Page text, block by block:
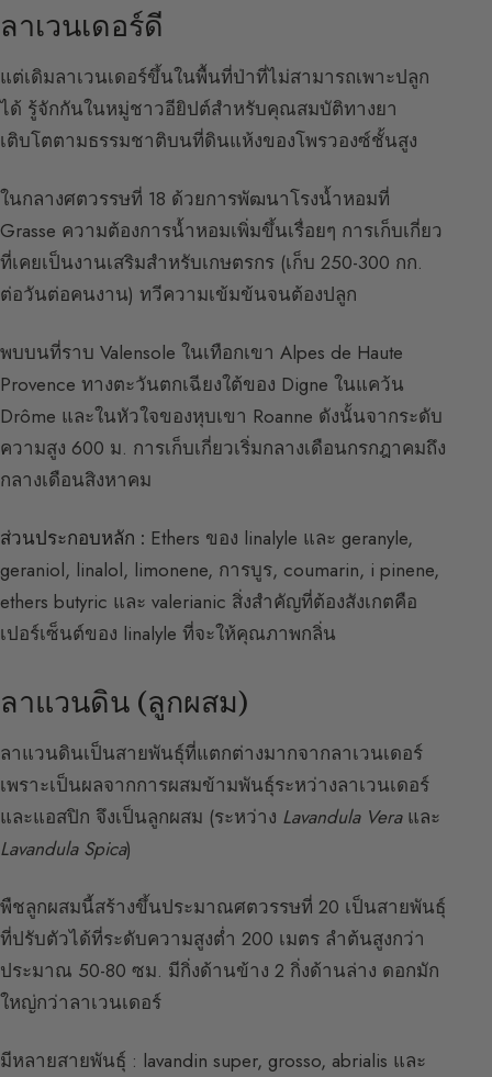
ลาเวนเดอร์ดี
แต่เดิมลาเวนเดอร์ขึ้นในพื้นที่ป่าที่ไม่สามารถเพาะปลูก
ได้ รู้จักกันในหมู่ชาวอียิปต์สำหรับคุณสมบัติทางยา
เติบโตตามธรรมชาติบนที่ดินแห้งของโพรวองซ์ชั้นสูง
ในกลางศตวรรษที่ 18 ด้วยการพัฒนาโรงน้ำหอมที่
Grasse ความต้องการน้ำหอมเพิ่มขึ้นเรื่อยๆ การเก็บเกี่ยว
ที่เคยเป็นงานเสริมสำหรับเกษตรกร (เก็บ 250-300 กก.
ต่อวันต่อคนงาน) ทวีความเข้มข้นจนต้องปลูก
พบบนที่ราบ Valensole ในเทือกเขา Alpes de Haute
Provence ทางตะวันตกเฉียงใต้ของ Digne ในแคว้น
Drôme และในหัวใจของหุบเขา Roanne ดังนั้นจากระดับ
ความสูง 600 ม. การเก็บเกี่ยวเริ่มกลางเดือนกรกฎาคมถึง
กลางเดือนสิงหาคม
ส่วนประกอบหลัก : Ethers ของ linalyle และ geranyle,
geraniol, linalol, limonene, การบูร, coumarin, i pinene,
ethers butyric และ valerianic สิ่งสำคัญที่ต้องสังเกตคือ
เปอร์เซ็นต์ของ linalyle ที่จะให้คุณภาพกลิ่น
ลาแวนดิน (ลูกผสม)
ลาแวนดินเป็นสายพันธุ์ที่แตกต่างมากจากลาเวนเดอร์
เพราะเป็นผลจากการผสมข้ามพันธุ์ระหว่างลาเวนเดอร์
และแอสปิก จึงเป็นลูกผสม (ระหว่าง Lavandula Veraและ
Lavandula Spica)
พืชลูกผสมนี้สร้างขึ้นประมาณศตวรรษที่ 20 เป็นสายพันธุ์
ที่ปรับตัวได้ที่ระดับความสูงต่ำ 200 เมตร ลำต้นสูงกว่า
ประมาณ 50-80 ซม. มีกิ่งด้านข้าง 2 กิ่งด้านล่าง ดอกมัก
ใหญ่กว่าลาเวนเดอร์
มีหลายสายพันธุ์ : lavandin super, grosso, abrialis และ